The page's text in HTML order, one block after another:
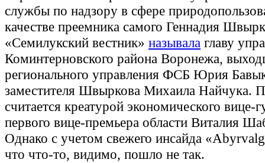
службы по надзору в сфере
качестве преемника самого Геннадия
«Семилукский вестник» называла главу
Коминтерновского района Воронежа,
регионального управления ФСБ Юрия
заместителя Швыркова Михаила Найчука.
считается креатурой экономического вице-
первого вице-премьера области Виталия
Однако с учетом свежего инсайда
что что-то, видимо, пошло не так.